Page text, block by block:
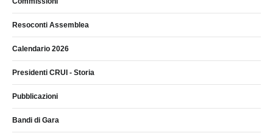
Resoconti Assemblea
Calendario 2026
Presidenti CRUI - Storia
Pubblicazioni
Bandi di Gara